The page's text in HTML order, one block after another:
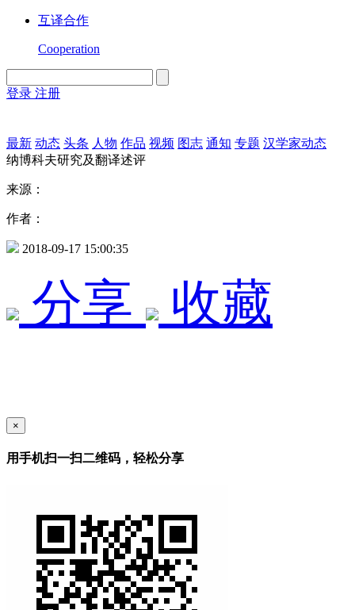
互译合作
Cooperation
登录 注册
最新 动态 头条 人物 作品 视频 图志 通知 专题 汉学家动态
纳博科夫研究及翻译述评
来源：
作者：
2018-09-17 15:00:35
分享 收藏
×
用手机扫一扫二维码，轻松分享